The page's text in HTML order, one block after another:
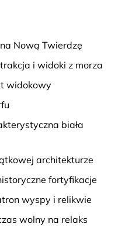
Nową Twierdzę
i widoki z morza
widokowy
biała
architekturze
fortyfikacje
wyspy i relikwie
wolny na relaks